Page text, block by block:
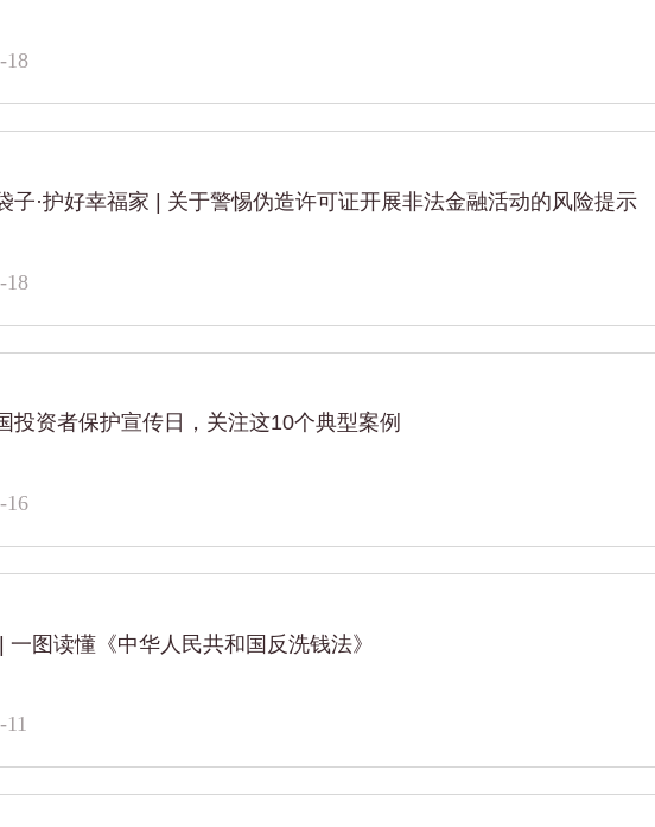
18
子·护好幸福家 | 关于警惕伪造许可证开展非法金融活动的风险提示
18
投资者保护宣传日，关注这10个典型案例
16
一图读懂《中华人民共和国反洗钱法》